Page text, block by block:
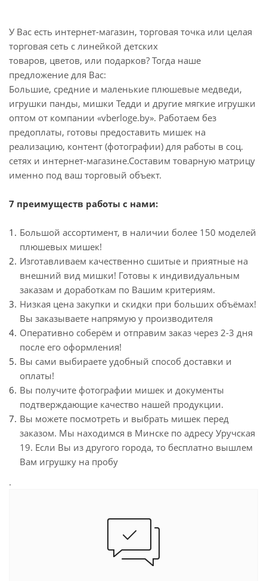
У Вас есть интернет-магазин, торговая точка или целая
торговая сеть с линейкой детских
товаров, цветов, или подарков? Тогда наше
предложение для Вас:
Большие, средние и маленькие плюшевые медведи,
игрушки панды, мишки Тедди и другие мягкие игрушки
оптом от компании «vberloge.by». Работаем без
предоплаты, готовы предоставить мишек на
реализацию, контент (фотографии) для работы в соц.
сетях и интернет-магазине.Составим товарную матрицу
именно под ваш торговый объект.
7 преимуществ работы с нами:
Большой ассортимент, в наличии более 150 моделей
плюшевых мишек!
Изготавливаем качественно сшитые и приятные на
внешний вид мишки! Готовы к индивидуальным
заказам и доработкам по Вашим критериям.
Низкая цена закупки и скидки при больших объёмах!
Вы заказываете напрямую у производителя
Оперативно соберём и отправим заказ через 2-3 дня
после его оформления!
Вы сами выбираете удобный способ доставки и
оплаты!
Вы получите фотографии мишек и документы
подтверждающие качество нашей продукции.
Вы можете посмотреть и выбрать мишек перед
заказом. Мы находимся в Минске по адресу Уручская
19. Если Вы из другого города, то бесплатно вышлем
Вам игрушку на пробу
.